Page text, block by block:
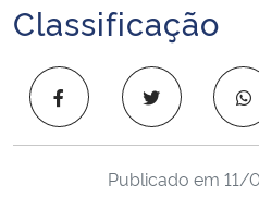
Ministério da Agricultura, Pecuária e
Ministério da Educação
Classificação
Publicado em 11/